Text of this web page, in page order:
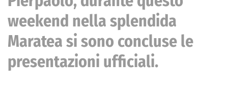
weekend nella splendida
Maratea si sono concluse le
presentazioni ufficiali.